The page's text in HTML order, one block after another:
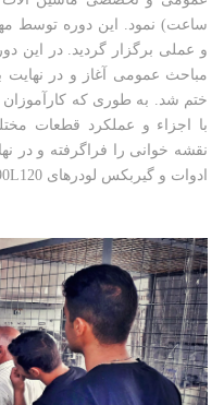
ساعت) نمود. این دوره توسط
و عملی برگزار گردید. در این
ختم شد. به طوری که
با اجزاء و عملکرد قطعات
نقشه خوانی را فراگرفته و در
ادوات و گیربکس لودرهای L90L120 نیز آشنا شدند.